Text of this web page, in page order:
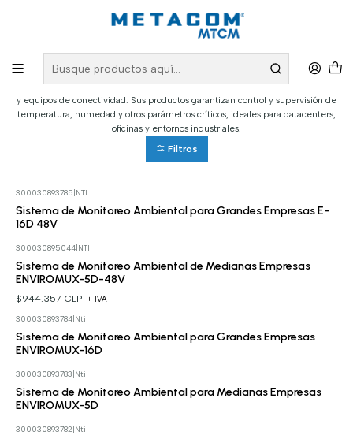
Inicio Marcas NTI
NTI
NTI ofrece soluciones avanzadas para monitoreo ambiental, gestión de redes
y equipos de conectividad. Sus productos garantizan control y supervisión de
temperatura, humedad y otros parámetros críticos, ideales para datacenters,
oficinas y entornos industriales.
Filtros
300030893785 NTI
Sistema de Monitoreo Ambiental para Grandes Empresas E-
16D 48V
300030895044| NTI
Sistema de Monitoreo Ambiental de Medianas Empresas
ENVIROMUX-5D-48V
$944.357 CLP + IVA
300030893784| Nti
Sistema de Monitoreo Ambiental para Grandes Empresas
ENVIROMUX-16D
300030893783 Nti
Sistema de Monitoreo Ambiental para Medianas Empresas
ENVIROMUX-5D
300030893782 Nti